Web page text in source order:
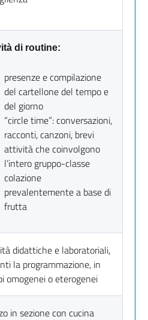
di routine:
presenze e compilazione
del cartellone del tempo e
del giorno
“circle time”: conversazioni,
racconti, canzoni, brevi
attività che coinvolgono
l’intero gruppo-classe
colazione
prevalentemente a base di
frutta
didattiche e laboratoriali,
la programmazione, in
omogenei o eterogenei
in sezione con cucina